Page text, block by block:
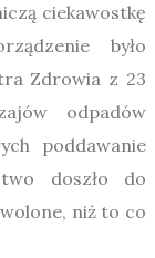
ciekawostkę
było
Zdrowia z 23
odpadów
poddawanie
doszło do
niż to co